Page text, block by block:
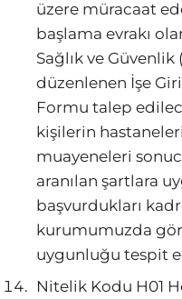
üzere müracaat
başlama evrakı
Sağlık ve
düzenlenen İşe
Formu talep
kişilerin
muayeneleri
aranılan şartlara
başvurdukları
kurumumuzda
uygunluğu tespit
Nitelik Kodu H01